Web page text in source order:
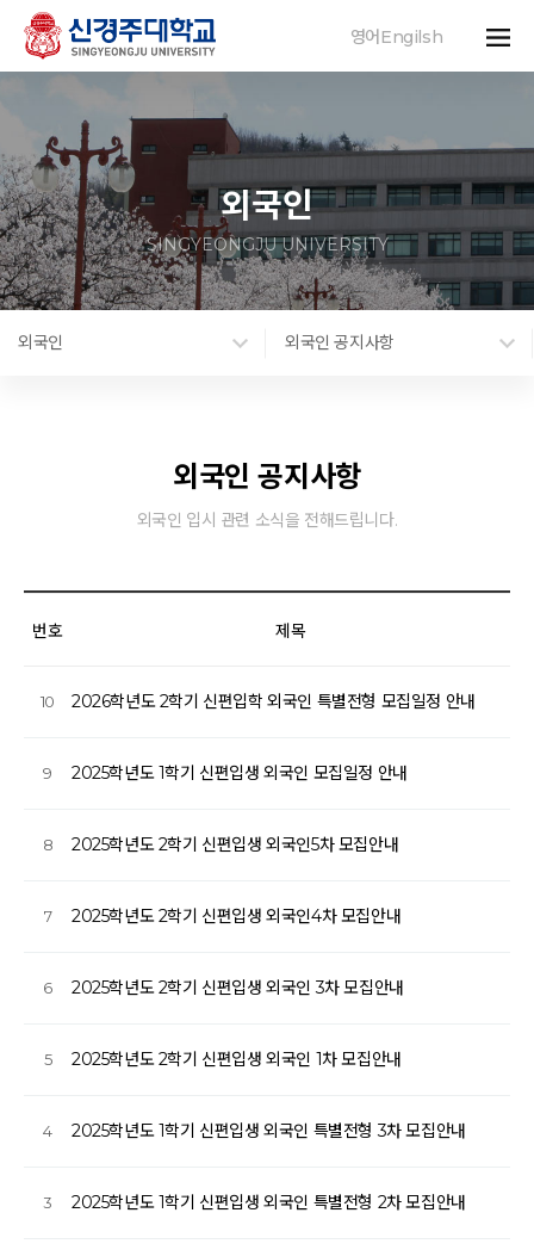
영어Engilsh
외국인
SINGYEONGJU UNIVERSITY
외국인 외국인 공지사항
외국인 공지사항
외국인 입시 관련 소식을 전해드립니다.
번호 제목
10 2026학년도 2학기 신편입학 외국인 특별전형 모집일정 안내
9 2025학년도 1학기 신편입생 외국인 모집일정 안내
8 2025학년도 2학기 신편입생 외국인5차 모집안내
7 2025학년도 2학기 신편입생 외국인4차 모집안내
6 2025학년도 2학기 신편입생 외국인 3차 모집안내
5 2025학년도 2학기 신편입생 외국인 1차 모집안내
4 2025학년도 1학기 신편입생 외국인 특별전형 3차 모집안내
3 2025학년도 1학기 신편입생 외국인 특별전형 2차 모집안내